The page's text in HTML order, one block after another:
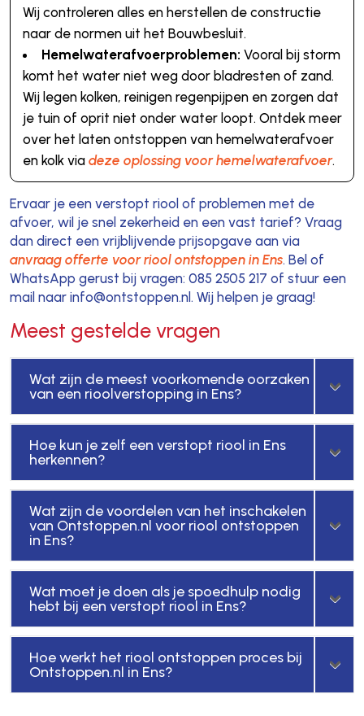
Wij controleren alles en herstellen de constructie
naar de normen uit het Bouwbesluit.
Hemelwaterafvoerproblemen: Vooral bij storm
komt het water niet weg door bladresten of zand.
Wij legen kolken, reinigen regenpijpen en zorgen dat
je tuin of oprit niet onder water loopt. Ontdek meer
over het laten ontstoppen van hemelwaterafvoer
en kolk via deze oplossing voor hemelwaterafvoer.
Ervaar je een verstopt riool of problemen met de
afvoer, wil je snel zekerheid en een vast tarief? Vraag
dan direct een vrijblijvende prijsopgave aan via
anvraag offerte voor riool ontstoppen in Ens. Bel of
WhatsApp gerust bij vragen: 085 2505 217 of stuur een
mail naar info@ontstoppen.nl. Wij helpen je graag!
Meest gestelde vragen
Wat zijn de meest voorkomende oorzaken
van een rioolverstopping in Ens?
Hoe kun je zelf een verstopt riool in Ens
herkennen?
Wat zijn de voordelen van het inschakelen
van Ontstoppen.nl voor riool ontstoppen
in Ens?
Wat moet je doen als je spoedhulp nodig
hebt bij een verstopt riool in Ens?
Hoe werkt het riool ontstoppen proces bij
Ontstoppen.nl in Ens?